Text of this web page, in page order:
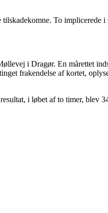
To implicerede
i Dragør. En mårettet
frakendelse af kortet,
i løbet af to timer, blev